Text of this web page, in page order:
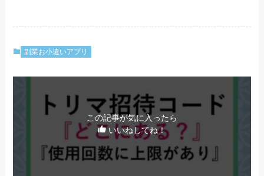
副業お小遣いアプリ
この記事が気に入ったら
いいねしてね！